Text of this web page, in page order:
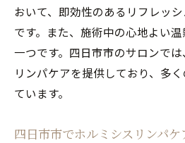
おいて、即効性のあるリフレッ
です。また、施術中の心地よい
一つです。四日市市のサロンで
リンパケアを提供しており、多
ています。
四日市市でホルミシスリンパ